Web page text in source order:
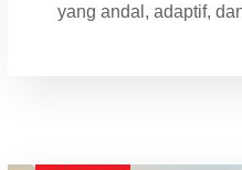
yang andal, adaptif,